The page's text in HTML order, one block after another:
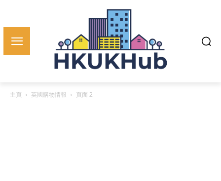
主頁 英國購物情報 頁面 2